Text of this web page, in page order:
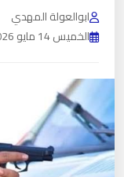
ابوالعولة المهدي
الخميس 14 مايو 2026 - 00:29